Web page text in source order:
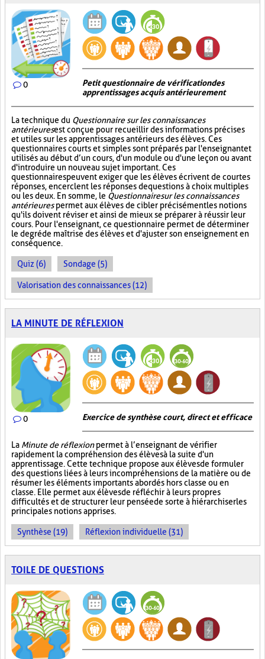
0
Petit questionnaire de vérification des
apprentissages acquis antérieurement
La technique du Questionnaire sur les connaissances
antérieuresest conçue pour recueillir des informations précises
et utiles sur les apprentissages antérieurs des élèves. Ces
questionnaires courts et simples sont préparés par l'enseignant et
utilisés au début d’un cours, d'un module ou d'une leçon ou avant
d'introduire un nouveau sujet important. Ces
questionnaires peuvent exiger que les élèves écrivent de courtes
réponses, encerclent les réponses de questions à choix multiples
ou les deux. En somme, le Questionnaire sur les connaissances
antérieurespermet aux élèves de cibler précisément les notions
qu'ils doivent réviser et ainsi de mieux se préparer à réussir leur
cours. Pour l'enseignant, ce questionnaire permet de déterminer
le degré de maîtrise des élèves et d'ajuster son enseignement en
conséquence.
Quiz (6) Sondage (5)
Valorisation des connaissances (12)
LA MINUTE DE RÉFLEXION
0 Exercice de synthèse court, direct et efficace
La Minute de réflexionpermet à l’enseignant de vérifier
rapidement la compréhension des élèves à la suite d'un
apprentissage. Cette technique propose aux élèves de formuler
des questions liées à leurs incompréhensions de la matière ou de
résumer les éléments importants abordés hors classe ou en
classe. Elle permet aux élèves de réfléchir à leurs propres
difficultés et de structurer leur pensée de sorte à hiérarchiser les
principales notions apprises.
Synthèse (19) Réflexion individuelle (31)
TOILE DE QUESTIONS